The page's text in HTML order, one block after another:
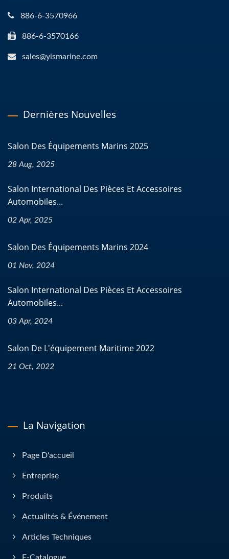
886-6-3570966
886-6-3570166
sales@yismarine.com
Dernières Nouvelles
Salon Des Équipements Marins 2025
28 Aug, 2025
Salon International Des Pièces Et Accessoires
Automobiles...
02 Apr, 2025
Salon Des Équipements Marins 2024
01 Nov, 2024
Salon International Des Pièces Et Accessoires
Automobiles...
03 Apr, 2024
Salon De L'équipement Maritime 2022
21 Oct, 2022
La Navigation
Page D'accueil
Entreprise
Produits
Actualités & Événement
Articles Techniques
E-Catalogue